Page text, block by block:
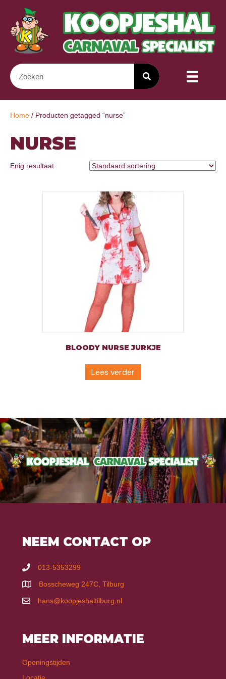
Home / Producten getagged “nurse”
NURSE
Enig resultaat
BLOODY NURSE JURKJE
Lees verder
NEEM CONTACT OP
013-5353299
Bosscheweg 247C, Tilburg
hans@koopjeshaltilburg.nl
MEER INFORMATIE
Openingstijden